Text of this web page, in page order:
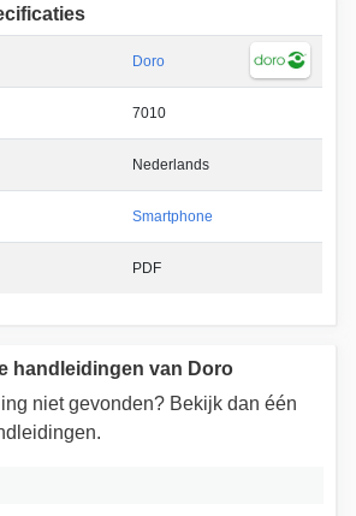
Doro
7010
Nederlands
Smartphone
PDF
handleidingen van Doro
niet gevonden? Bekijk dan één